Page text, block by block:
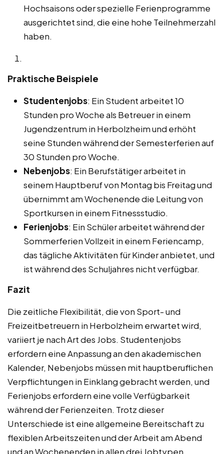
Hochsaisons oder spezielle Ferienprogramme
ausgerichtet sind, die eine hohe Teilnehmerzahl
haben.
Praktische Beispiele
Studentenjobs: Ein Student arbeitet 10
Stunden pro Woche als Betreuer in einem
Jugendzentrum in Herbolzheim und erhöht
seine Stunden während der Semesterferien auf
30 Stunden pro Woche.
Nebenjobs: Ein Berufstätiger arbeitet in
seinem Hauptberuf von Montag bis Freitag und
übernimmt am Wochenende die Leitung von
Sportkursen in einem Fitnessstudio.
Ferienjobs: Ein Schüler arbeitet während der
Sommerferien Vollzeit in einem Feriencamp,
das tägliche Aktivitäten für Kinder anbietet, und
ist während des Schuljahres nicht verfügbar.
Fazit
Die zeitliche Flexibilität, die von Sport- und
Freizeitbetreuern in Herbolzheim erwartet wird,
variiert je nach Art des Jobs. Studentenjobs
erfordern eine Anpassung an den akademischen
Kalender, Nebenjobs müssen mit hauptberuflichen
Verpflichtungen in Einklang gebracht werden, und
Ferienjobs erfordern eine volle Verfügbarkeit
während der Ferienzeiten. Trotz dieser
Unterschiede ist eine allgemeine Bereitschaft zu
flexiblen Arbeitszeiten und der Arbeit am Abend
und an Wochenenden in allen drei Jobtypen